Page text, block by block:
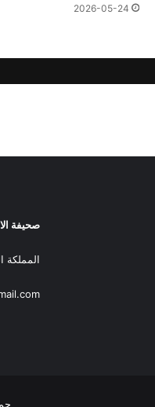
2026-05-24
صحيفة
المملكة